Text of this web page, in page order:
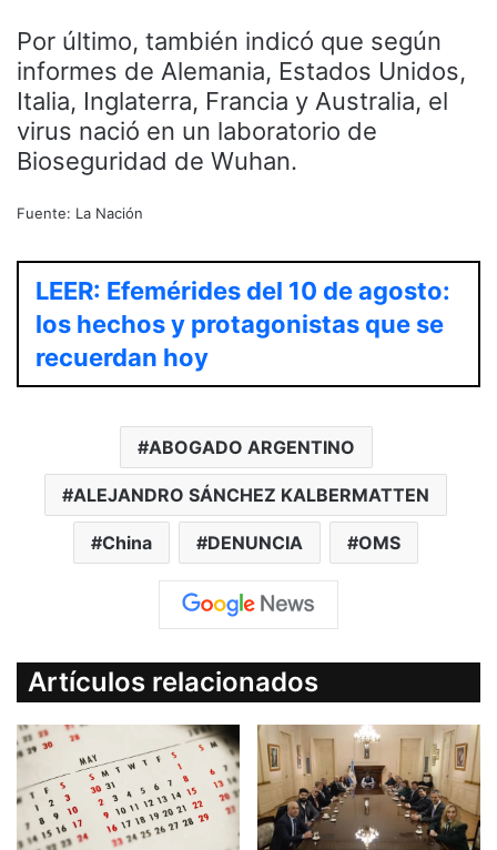
Por último, también indicó que según
informes de Alemania, Estados Unidos,
Italia, Inglaterra, Francia y Australia, el
virus nació en un laboratorio de
Bioseguridad de Wuhan.
Fuente: La Nación
LEER: Efemérides del 10 de agosto:
los hechos y protagonistas que se
recuerdan hoy
ABOGADO ARGENTINO
ALEJANDRO SÁNCHEZ KALBERMATTEN
China DENUNCIA OMS
Artículos relacionados